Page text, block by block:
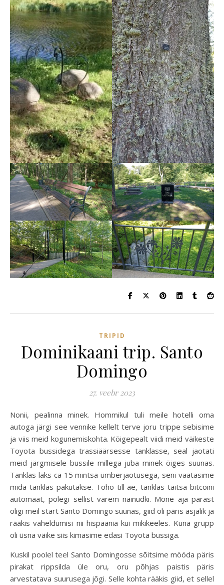
TRIPID
Dominikaani trip. Santo
Domingo
27. veebr 2023
Nonii, pealinna minek. Hommikul tuli meile hotelli oma
autoga järgi see vennike kellelt terve joru trippe sebisime
ja viis meid kogunemiskohta. Kõigepealt viidi meid väikeste
Toyota bussidega trassiäärsesse tanklasse, seal jaotati
meid järgmisele bussile millega juba minek õiges suunas.
Tanklas läks ca 15 mintsa ümberjaotusega, seni vaatasime
mida tanklas pakutakse. Toho till ae, tanklas täitsa bitcoini
automaat, polegi sellist varem näinudki. Mõne aja pärast
oligi meil start Santo Domingo suunas, giid oli päris asjalik ja
rääkis vaheldumisi nii hispaania kui mikikeeles. Kuna grupp
oli üsna väike siis kimasime edasi Toyota bussiga.
Kuskil poolel teel Santo Domingosse sõitsime mööda päris
pirakat rippsilda üle oru, oru põhjas paistis päris
arvestatava suurusega jõgi. Selle kohta rääkis giid, et sellel